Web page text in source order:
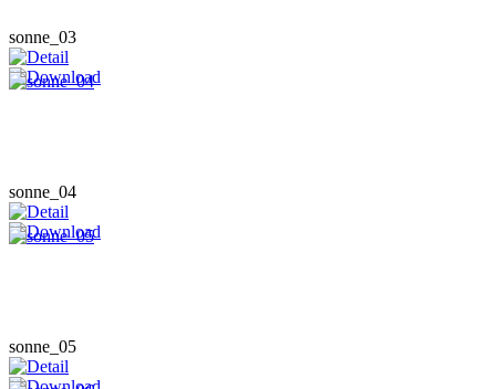
sonne_03
sonne_04
sonne_05